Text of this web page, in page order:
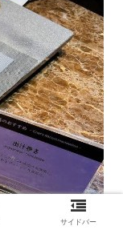
サイドバー